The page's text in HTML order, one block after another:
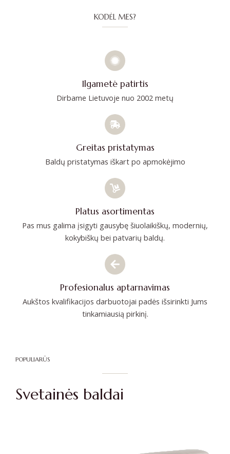
KODĖL MES?
Ilgametė patirtis
Dirbame Lietuvoje nuo 2002 metų
Greitas pristatymas
Baldų pristatymas iškart po apmokėjimo
Platus asortimentas
Pas mus galima įsigyti gausybę šiuolaikiškų, modernių,
kokybiškų bei patvarių baldų.
Profesionalus aptarnavimas
Aukštos kvalifikacijos darbuotojai padės išsirinkti Jums
tinkamiausią pirkinį.
POPULIARŪS
Svetainės baldai